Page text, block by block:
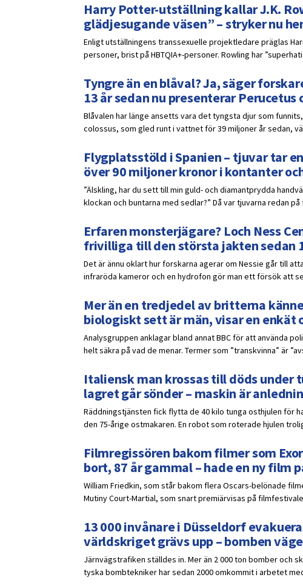
Harry Potter-utställning kallar J.K.
glädjesugande väsen” – stryker nu
Enligt utställningens transsexuelle projektledare präglas
personer, brist på HBTQIA+-personer. Rowling har
Tyngre än en blåval? Ja, säger
13 år sedan nu presenterar Perucetus
Blåvalen har länge ansetts vara det tyngsta djur som
colossus, som gled runt i vattnet för 39 miljoner år sedan,
Flygplatsstöld i Spanien – tjuvar tar
över 90 miljoner kronor i kontanter
”Älskling, har du sett till min guld- och diamantprydda
klockan och buntarna med sedlar?” Då var tjuvarna redan
Erfaren monsterjägare? Loch Ness
frivilliga till den största jakten sedan
Det är ännu oklart hur forskarna agerar om Nessie går till
infraröda kameror och en hydrofon gör man ett försök att
Mer än en tredjedel av britterna
biologiskt sett är män, visar en enkät
Analysgruppen anklagar bland annat BBC för att använda
helt säkra på vad de menar. Termer som ”transkvinna” är
Italiensk man krossas till döds under
lagret går sönder – maskin är
Räddningstjänsten fick flytta de 40 kilo tunga osthjulen för
den 75-årige ostmakaren. En robot som roterade hjulen
Filmregissören bakom filmer som
bort, 87 år gammal – hade en ny film
William Friedkin, som står bakom flera Oscars-belönade
Mutiny Court-Martial, som snart premiärvisas på
13 000 invånare i Düsseldorf
världskriget grävs upp – bomben
Järnvägstrafiken ställdes in. Mer än 2 000 ton bomber och
tyska bombtekniker har sedan 2000 omkommit i arbetet